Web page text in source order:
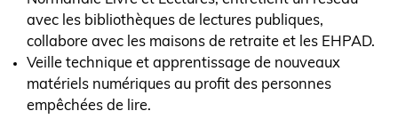
avec les bibliothèques de lectures publiques,
collabore avec les maisons de retraite et les EHPAD.
Veille technique et apprentissage de nouveaux
matériels numériques au profit des personnes
empêchées de lire.